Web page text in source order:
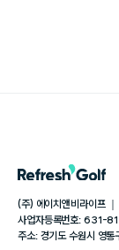
(주) 에이치앤비라이프
사업자등록번호: 631-
주소: 경기도 수원시 영